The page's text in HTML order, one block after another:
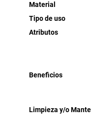
Material
Tipo de uso
Atributos
Beneficios
Limpieza y/o